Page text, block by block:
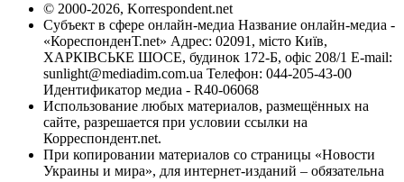
© 2000-2026, Korrespondent.net
Субъект в сфере онлайн-медиа Название онлайн-медиа -
«КореспонденТ.net» Адрес: 02091, місто Київ,
ХАРКІВСЬКЕ ШОСЕ, будинок 172-Б, офіс 208/1 E-mail:
sunlight@mediadim.com.ua Телефон: 044-205-43-00
Идентификатор медиа - R40-06068
Использование любых материалов, размещённых на
сайте, разрешается при условии ссылки на
Корреспондент.net.
При копировании материалов со страницы «Новости
Украины и мира», для интернет-изданий – обязательна